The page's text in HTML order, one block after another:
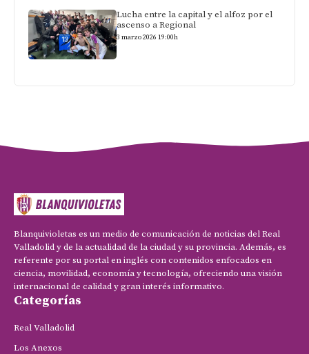
Lucha entre la capital y el alfoz por el
ascenso a Regional
3 marzo 2026 19:00h
Blanquivioletas es un medio de comunicación de noticias del Real
Valladolid y de la actualidad de la ciudad y su provincia. Además, es
referente por su portal en inglés con contenidos enfocados en
ciencia, movilidad, economía y tecnología, ofreciendo una visión
internacional de calidad y gran interés informativo.
Categorías
Real Valladolid
Los Anexos